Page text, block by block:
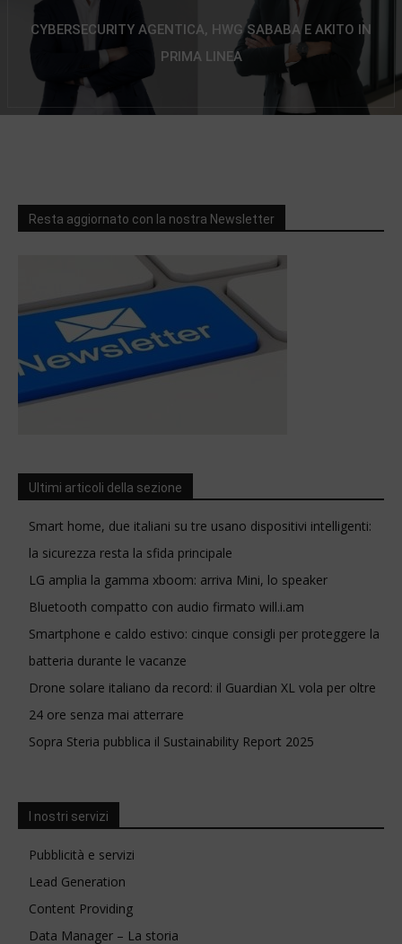
CYBERSECURITY AGENTICA, HWG SABABA E AKITO IN
PRIMA LINEA
Resta aggiornato con la nostra Newsletter
Ultimi articoli della sezione
Smart home, due italiani su tre usano dispositivi intelligenti:
la sicurezza resta la sfida principale
LG amplia la gamma xboom: arriva Mini, lo speaker
Bluetooth compatto con audio firmato will.i.am
Smartphone e caldo estivo: cinque consigli per proteggere la
batteria durante le vacanze
Drone solare italiano da record: il Guardian XL vola per oltre
24 ore senza mai atterrare
Sopra Steria pubblica il Sustainability Report 2025
I nostri servizi
Pubblicità e servizi
Lead Generation
Content Providing
Data Manager – La storia